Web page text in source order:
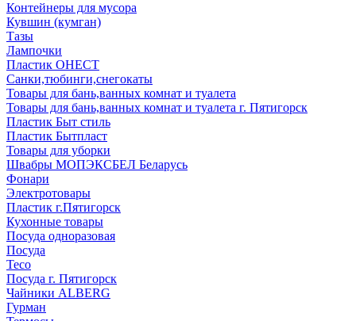
Контейнеры для мусора
Кувшин (кумган)
Тазы
Лампочки
Пластик ОНЕСТ
Санки,тюбинги,снегокаты
Товары для бань,ванных комнат и туалета
Товары для бань,ванных комнат и туалета г. Пятигорск
Пластик Быт стиль
Пластик Бытпласт
Товары для уборки
Швабры МОПЭКСБЕЛ Беларусь
Фонари
Электротовары
Пластик г.Пятигорск
Кухонные товары
Посуда одноразовая
Посуда
Teco
Посуда г. Пятигорск
Чайники ALBERG
Гурман